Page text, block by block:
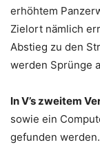
erhöhtem
Zielort nämlich
Abstieg zu den
werden Sprünge
In V’s zweitem
sowie ein
gefunden